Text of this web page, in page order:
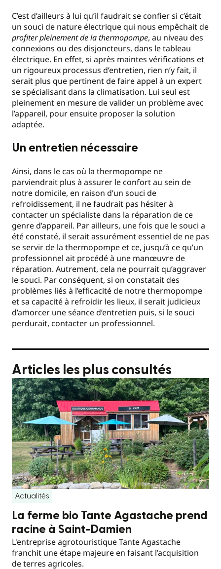
C’est d’ailleurs à lui qu’il faudrait se confier si c’était
un souci de nature électrique qui nous empêchait de
profiter pleinement de la thermopompe, au niveau des
connexions ou des disjoncteurs, dans le tableau
électrique. En effet, si après maintes vérifications et
un rigoureux processus d’entretien, rien n’y fait, il
serait plus que pertinent de faire appel à un expert
se spécialisant dans la climatisation. Lui seul est
pleinement en mesure de valider un problème avec
l’appareil, pour ensuite proposer la solution
adaptée.
Un entretien nécessaire
Ainsi, dans le cas où la thermopompe ne
parviendrait plus à assurer le confort au sein de
notre domicile, en raison d’un souci de
refroidissement, il ne faudrait pas hésiter à
contacter un spécialiste dans la réparation de ce
genre d’appareil. Par ailleurs, une fois que le souci a
été constaté, il serait assurément essentiel de ne pas
se servir de la thermopompe et ce, jusqu’à ce qu’un
professionnel ait procédé à une manœuvre de
réparation. Autrement, cela ne pourrait qu’aggraver
le souci. Par conséquent, si on constatait des
problèmes liés à l’efficacité de notre thermopompe
et sa capacité à refroidir les lieux, il serait judicieux
d’amorcer une séance d’entretien puis, si le souci
perdurait, contacter un professionnel.
Articles les plus consultés
Actualités
La ferme bio Tante Agastache prend
racine à Saint-Damien
L'entreprise agrotouristique Tante Agastache
franchit une étape majeure en faisant l’acquisition
de terres agricoles.